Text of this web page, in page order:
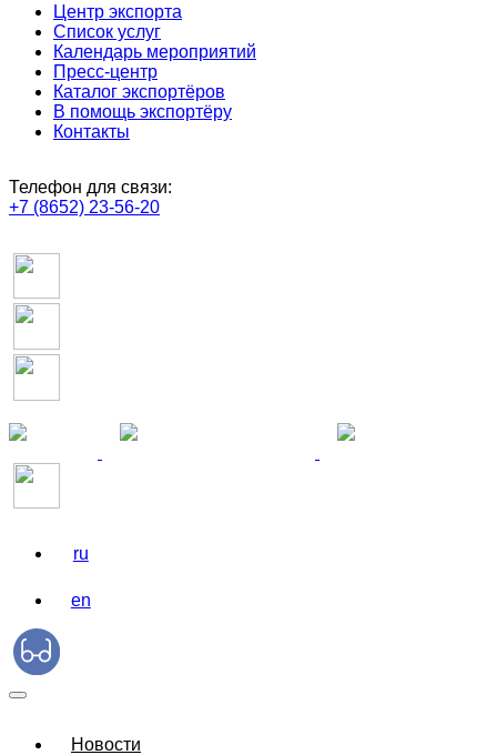
Центр экспорта
Список услуг
Календарь мероприятий
Пресс-центр
Каталог экспортёров
В помощь экспортёру
Контакты
Телефон для связи:
+7 (8652) 23-56-20
ru
en
Новости